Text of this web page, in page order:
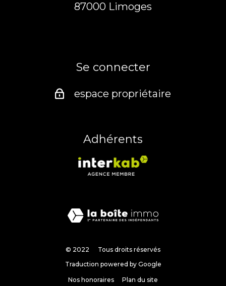
87000
limoges
Se connecter
espace propriétaire
Adhérents
© 2022
Tous droits réservés
Traduction powered by Google
Nos honoraires Plan du site